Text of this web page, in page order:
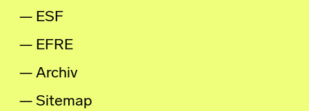
ESF
EFRE
Archiv
Sitemap